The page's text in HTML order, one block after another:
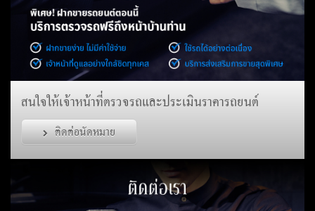
สนใจให้เจ้าหน้าที่ตรวจรถและประเมินราคารถยนต์
ติดต่อนัดหมาย